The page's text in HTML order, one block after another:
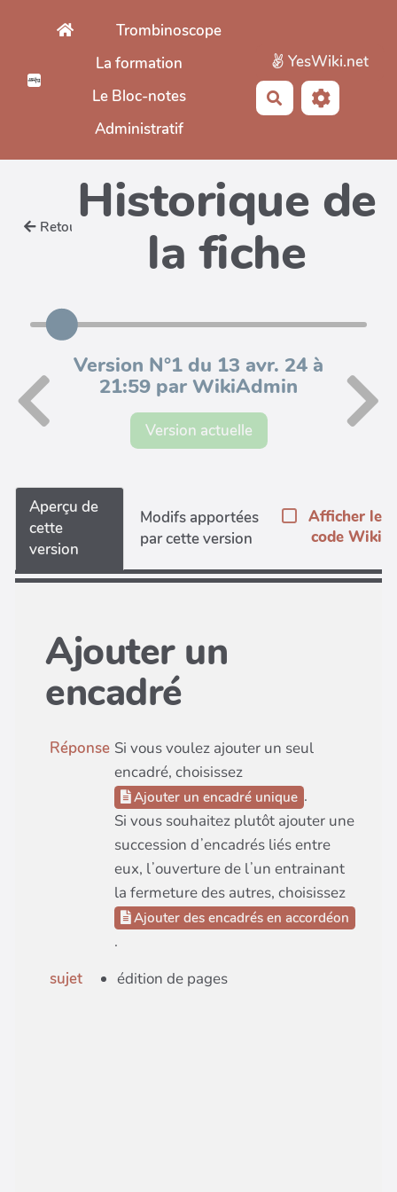
Aller au contenu principal
Trombinoscope
La formation
Le Bloc-notes
Administratif
YesWiki.net
Rechercher
Retour Historique de
la fiche
Version N°1 du 13 avr. 24 à
21:59 par WikiAdmin
Version actuelle
Aperçu de
cette
version
Modifs apportées
par cette version
Afficher le
code Wiki
Ajouter un
encadré
Réponse Si vous voulez ajouter un seul
encadré, choisissez
Ajouter un encadré unique .
Si vous souhaitez plutôt ajouter une
succession dʼencadrés liés entre
eux, lʼouverture de lʼun entrainant
la fermeture des autres, choisissez
Ajouter des encadrés en accordéon
.
sujet
édition de pages